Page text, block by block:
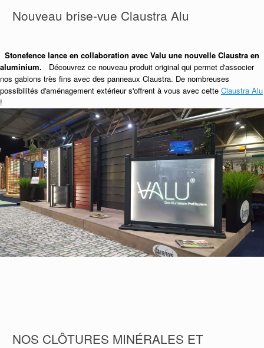
Nouveau brise-vue Claustra Alu
Stonefence lance en collaboration avec Valu une nouvelle Claustra en
aluminium. Découvrez ce nouveau produit original qui permet d'associer
nos gabions très fins avec des panneaux Claustra. De nombreuses
possibilités d'aménagement extérieur s'offrent à vous avec cette Claustra Alu
!
NOS CLÔTURES MINÉRALES ET